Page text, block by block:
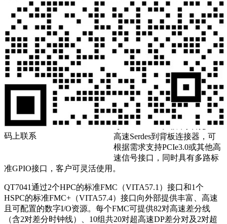
码上联系
XC7VX690T-2FFG1927各1
颗，组成双FPGA处理模块，
搭配1颗XC3S200AN-4FTG256
作为控制模块。其中
XC7VX690T-2FFG1761搭配2
组共10片（每组其中1片作为
ECC校验）16bit4Gb的DDR3-
1866SDRAM,XC7VX690T-
2FFG1927搭配5片（其中1片作
为ECC校验）相同规格的
DDR3S DRAM和1片36Mb的
QDRII SRAM。板卡具有多组
高速Serdes到背板连接器，可
根据需求支持PCIe3.0或其他高
速信号接口，同时具有多路标
准GPIO接口，客户可灵活使用。
QT7041通过2个HPC的标准FMC（VITA57.1）接口和1个
HSPC的标准FMC+（VITA57.4）接口向外部提供丰富、高速
且可配置的数字I/O资源。每个FMC可提供82对高速差分线
（含2对差分时钟线）、10组共20对超高速DP差分对及2对超